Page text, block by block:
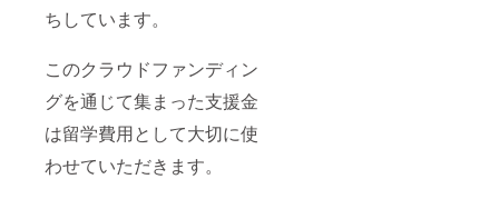
ちしています。
このクラウドファンディン
グを通じて集まった支援金
は留学費用として大切に使
わせていただきます。